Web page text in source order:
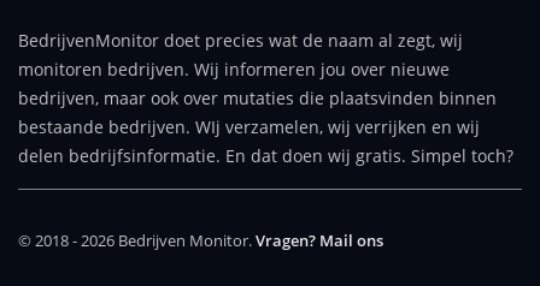
BedrijvenMonitor doet precies wat de naam al zegt, wij
monitoren bedrijven. Wij informeren jou over nieuwe
bedrijven, maar ook over mutaties die plaatsvinden binnen
bestaande bedrijven. WIj verzamelen, wij verrijken en wij
delen bedrijfsinformatie. En dat doen wij gratis. Simpel toch?
© 2018 - 2026 Bedrijven Monitor.Vragen? Mail ons